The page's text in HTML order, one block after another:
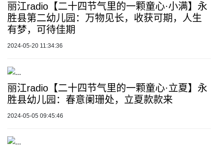
丽江radio【二十四节气里的一颗童心·小满】永
胜县第二幼儿园：万物见长，收获可期，人生
有梦，可待佳期
2024-05-20 11:34:36
丽江radio【二十四节气里的一颗童心·立夏】永
胜县幼儿园：春意阑珊处，立夏款款来
2024-05-05 09:45:46